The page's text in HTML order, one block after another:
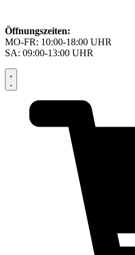
Öffnungszeiten:
MO-FR: 10:00-18:00 UHR
SA: 09:00-13:00 UHR